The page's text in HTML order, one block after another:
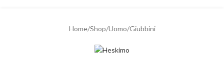
Home/Shop/Uomo/Giubbini